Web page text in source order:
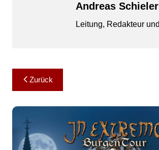
Andreas Schieler
Leitung, Redakteur
Beitragsnavigation
Zurück